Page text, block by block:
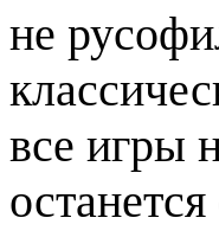
не
все игры